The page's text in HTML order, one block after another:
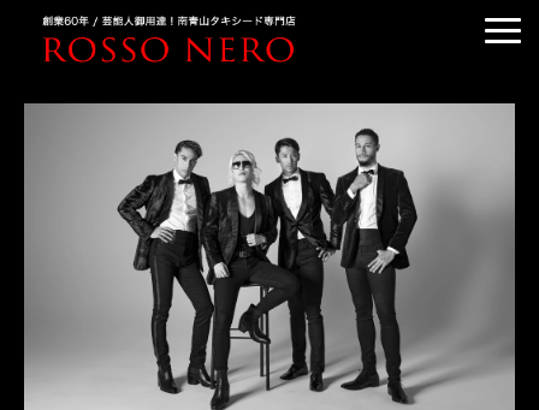
TUXEDO RANKING
KIMONO DRESS
CUSTOMER'S VOICE
COLUMN &BLOG
ABOUT US
ACCESS